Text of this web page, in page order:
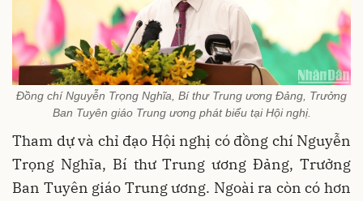
Đồng chí Nguyễn Trọng Nghĩa, Bí thư Trung ương Đảng, Trưởng
Ban Tuyên giáo Trung ương phát biểu tại Hội nghị.
Tham dự và chỉ đạo Hội nghị có đồng chí Nguyễn
Trọng Nghĩa, Bí thư Trung ương Đảng, Trưởng
Ban Tuyên giáo Trung ương. Ngoài ra còn có hơn